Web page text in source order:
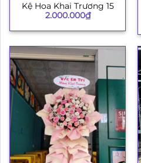
Kệ Hoa Khai Trương 15
2.000.000₫